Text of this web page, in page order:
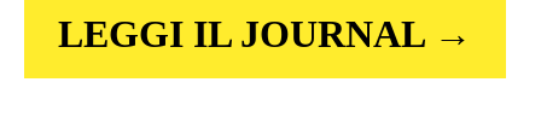
LEGGI IL JOURNAL →